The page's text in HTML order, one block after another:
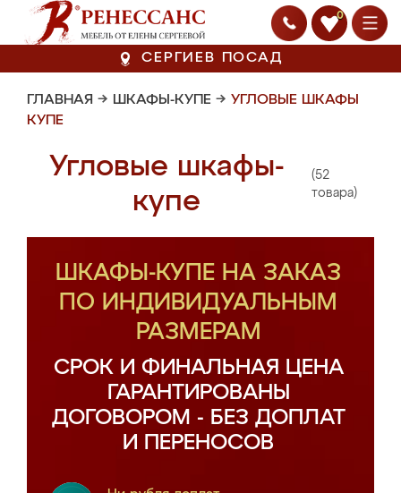
0
СЕРГИЕВ ПОСАД
ГЛАВНАЯ → ШКАФЫ-КУПЕ → УГЛОВЫЕ ШКАФЫ
КУПЕ
Угловые шкафы-
купе
(52
товара)
ШКАФЫ-КУПЕ НА ЗАКАЗ
ПО ИНДИВИДУАЛЬНЫМ
РАЗМЕРАМ
СРОК И ФИНАЛЬНАЯ ЦЕНА
ГАРАНТИРОВАНЫ
ДОГОВОРОМ - БЕЗ ДОПЛАТ
И ПЕРЕНОСОВ